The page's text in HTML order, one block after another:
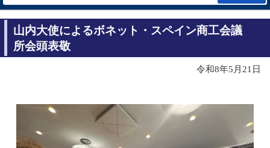
山内大使によるボネット・スペイン商工会議
所会頭表敬
令和8年5月21日